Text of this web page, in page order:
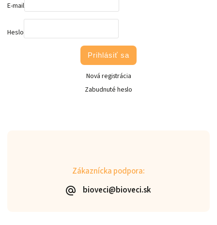
Zákaznícka podpora:
bioveci@bioveci.sk
E-mail
Heslo
Prihlásiť sa
Nová registrácia
Zabudnuté heslo